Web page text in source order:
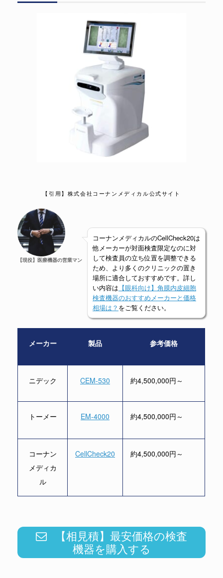
【引用】株式会社コーナンメディカル公式サイト
【現役】医療機器の営業マン
コーナンメディカルのCellCheck20は
他メーカーが対面検査限定なのに対
して検査員の立ち位置を調整できる
ため、より多くのクリニックの置き
場所に適合しておすすめです。詳し
い内容は 【眼科向け】角膜内皮細胞
検査機器のおすすめメーカーと価格
相場は？ をご覧ください。
メーカー 製品 参考価格
ニデック CEM-530 約4,500,000円～
トーメー EM-4000 約4,500,000円～
コーナン
メディカ
ル
CellCheck20 約4,500,000円～
【相見積】最安価格の検査
機器を購入する